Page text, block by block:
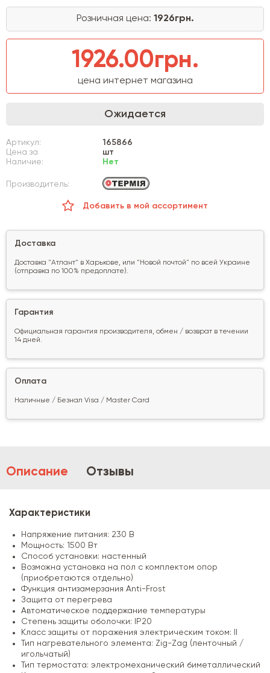
Розничная цена: 1926грн.
1926.00грн.
цена интернет магазина
Ожидается
Артикул:
165866
Цена за
шт
Наличие:
Нет
Производитель:
Добавить в мой ассортимент
Доставка
Доставка "Атлант" в Харькове, или "Новой почтой" по всей Украине
(отправка по 100% предоплате).
Гарантия
Официальная гарантия производителя, обмен / возврат в течении
14 дней.
Оплата
Наличные / Безнал Visa / Master Card
Описание Отзывы
Характеристики
Напряжение питания: 230 В
Мощность: 1500 Вт
Способ установки: настенный
Возможна установка на пол с комплектом опор
(приобретаются отдельно)
Функция антизамерзания Anti-Frost
Защита от перегрева
Автоматическое поддержание температуры
Степень защиты оболочки: IP20
Класс защиты от поражения электрическим током: II
Тип нагревательного элемента: Zig-Zag (ленточный /
игольчатый)
Тип термостата: электромеханический биметаллический